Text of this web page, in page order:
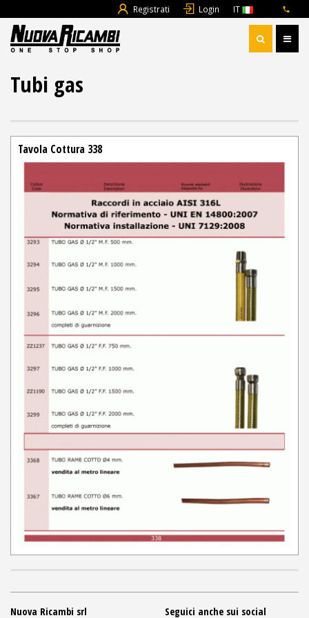
Registrati Login IT
Tubi gas
Tavola Cottura 338
Nuova Ricambi srl Seguici anche sui social